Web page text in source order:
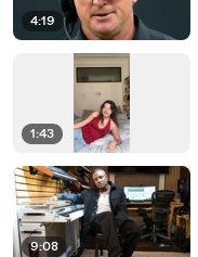
4:19
1:43
9:08